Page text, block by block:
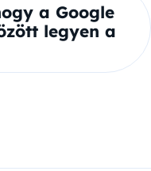
a Google
legyen a